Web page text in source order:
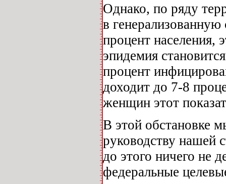
Однако, по ряду
в
процент населения,
эпидемия
процент
доходит до 7-8
женщин этот
В этой обстановке
руководству нашей
до этого ничего не
федеральные